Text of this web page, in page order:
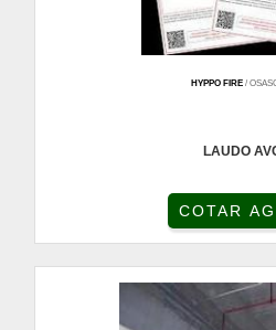
HYPPO FIRE/
LAUDO
COTAR